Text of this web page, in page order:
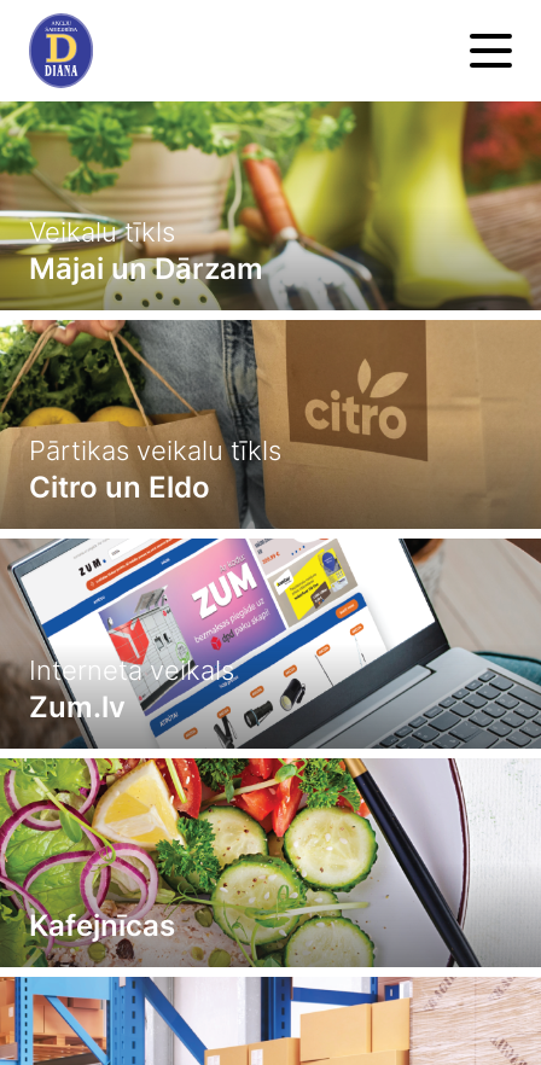
Veikalu tīkls
Mājai un Dārzam
Pārtikas veikalu tīkls
Citro un Eldo
Interneta veikals
Zum.lv
Kafejnīcas